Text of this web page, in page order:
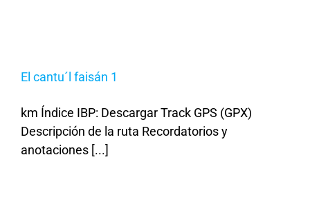
El cantu´l faisán 1
km Índice IBP: Descargar Track GPS (GPX)
Descripción de la ruta Recordatorios y
anotaciones [...]